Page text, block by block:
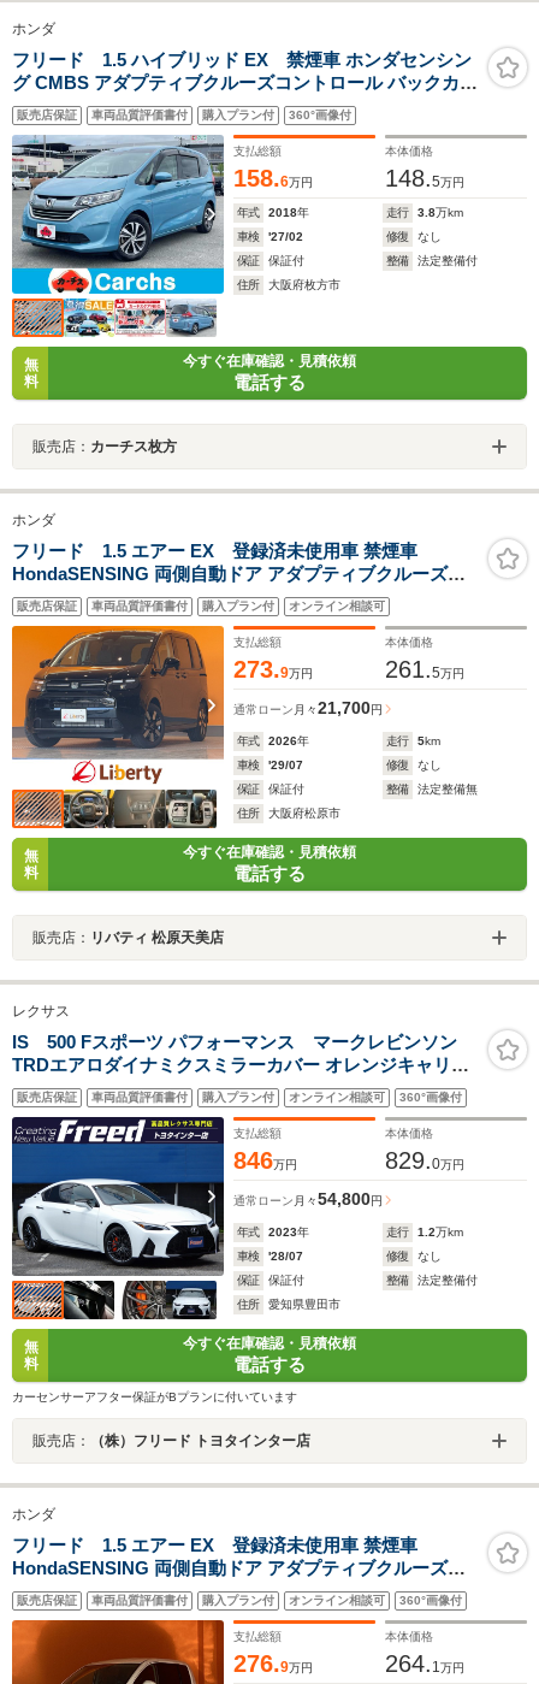
ホンダ
フリード 1.5 ハイブリッド EX 禁煙車 ホンダセンシン
グ CMBS アダプティブクルーズコントロール バックカメ
ラ F席シートヒーター 両側パワースライドドア カロッツ
ェリアメモリーナビ フルセグ DVD再生 BTオーディオ
ETC 純正15AW LEDヘッド
販売店保証 車両品質評価書付 購入プラン付 360°画像付
支払総額
158.6万円
本体価格
148.5万円
年式 2018年 走行 3.8万km
車検
'27/02 修復
なし
保証
保証付 整備
法定整備付
住所
大阪府枚方市
無
料
今すぐ在庫確認・見積依頼
電話する
販売店： カーチス枚方
ホンダ
フリード 1.5 エアー EX 登録済未使用車 禁煙車
HondaSENSING 両側自動ドア アダプティブクルーズコ
ントロール 電子パーキング 前席シートヒーター ブライン
ドスポットモニター LEDヘッドライト スマートキー 純正
アルミホイール
販売店保証 車両品質評価書付 購入プラン付 オンライン相談可
支払総額
273.9万円
本体価格
261.5万円
通常ローン 月々21,700円
年式 2026年 走行 5km
車検
'29/07 修復
なし
保証
保証付 整備
法定整備無
住所
大阪府松原市
無
料
今すぐ在庫確認・見積依頼
電話する
販売店： リバティ 松原天美店
レクサス
IS 500 Fスポーツ パフォーマンス マークレビンソン
TRDエアロダイナミクスミラーカバー オレンジキャリパ
ー OPサイドスポイラー パノラミックビューモニター エ
アロスタビライジングフィン 三眼LEDヘッド 前後ドラレ
コ ドアハンドルカバー 禁煙車
販売店保証 車両品質評価書付 購入プラン付 オンライン相談可 360°画像付
支払総額
846万円
本体価格
829.0万円
通常ローン 月々54,800円
年式 2023年 走行 1.2万km
車検
'28/07 修復
なし
保証
保証付 整備
法定整備付
住所
愛知県豊田市
無
料
今すぐ在庫確認・見積依頼
電話する
カーセンサーアフター保証がBプランに付いています
販売店： （株）フリード トヨタインター店
ホンダ
フリード 1.5 エアー EX 登録済未使用車 禁煙車
HondaSENSING 両側自動ドア アダプティブクルーズコ
ントロール 電子パーキング ブラインドスポットモニター
前席シートヒーター LEDヘッドライト スマートキー 純正
アルミホイール
販売店保証 車両品質評価書付 購入プラン付 オンライン相談可 360°画像付
支払総額
276.9万円
本体価格
264. 1万円